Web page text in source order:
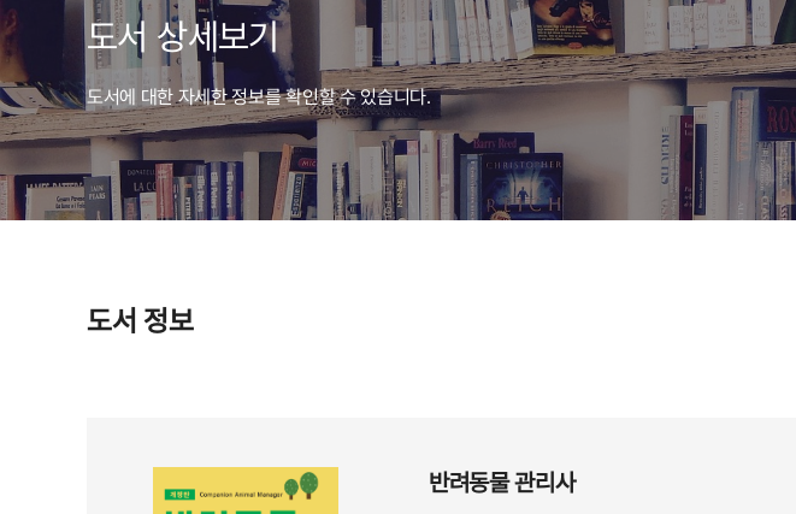
도서 상세보기
도서에 대한 자세한 정보를 확인할 수 있습니다.
도서 정보
반려동물 관리사